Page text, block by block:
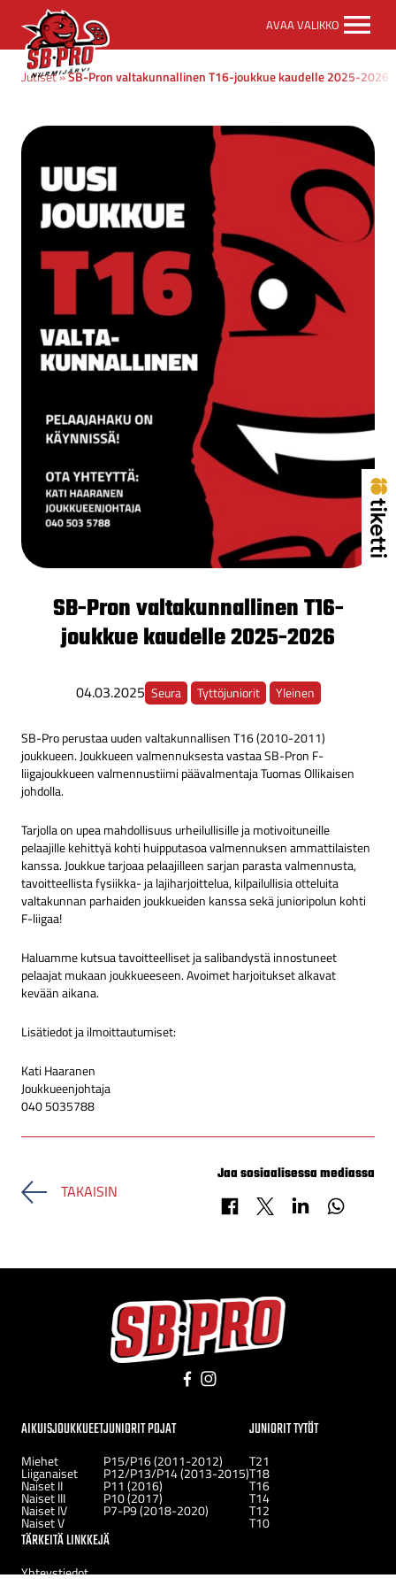
Pro
etusivulle
AVAA VALIKKO
Uutiset»SB-Pron valtakunnallinen T16-joukkue kaudelle 2025-2026
SB-Pron valtakunnallinen T16-
joukkue kaudelle 2025-2026
04.03.2025 Seura Tyttöjuniorit Yleinen
SB-Pro perustaa uuden valtakunnallisen T16 (2010-2011)
joukkueen. Joukkueen valmennuksesta vastaa SB-Pron F-
liigajoukkueen valmennustiimi päävalmentaja Tuomas Ollikaisen
johdolla.
Tarjolla on upea mahdollisuus urheilullisille ja motivoituneille
pelaajille kehittyä kohti huipputasoa valmennuksen ammattilaisten
kanssa. Joukkue tarjoaa pelaajilleen sarjan parasta valmennusta,
tavoitteellista fysiikka- ja lajiharjoittelua, kilpailullisia otteluita
valtakunnan parhaiden joukkueiden kanssa sekä junioripolun kohti
F-liigaa!
Haluamme kutsua tavoitteelliset ja salibandystä innostuneet
pelaajat mukaan joukkueeseen. Avoimet harjoitukset alkavat
kevään aikana.
Lisätiedot ja ilmoittautumiset:
Kati Haaranen
Joukkueenjohtaja
040 5035788
TAKAISIN
Jaa sosiaalisessa mediassa
Jaa FacebookissaJaa X-palvelussaJaa LinkedInissä
Facebook
AIKUISJOUKKUEET
Miehet
Liiganaiset
Naiset II
Naiset III
Naiset IV
Naiset V
JUNIORIT POJAT
P15/P16 (2011-2012)
P12/P13/P14 (2013-2015)
P11 (2016)
P10 (2017)
P7-P9 (2018-2020)
JUNIORIT TYTÖT
T21
T18
T16
T14
T12
T10
TÄRKEITÄ LINKKEJÄ
Yhteystiedot